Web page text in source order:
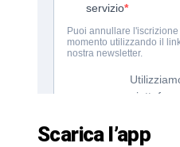
Scarica l’app